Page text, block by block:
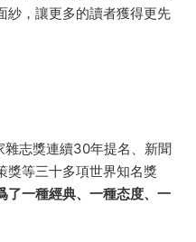
紗，讓更多的讀者獲得更先
雜志獎連續30年提名、新聞
獎等三十多項世界知名獎
了一種經典、一種态度、一